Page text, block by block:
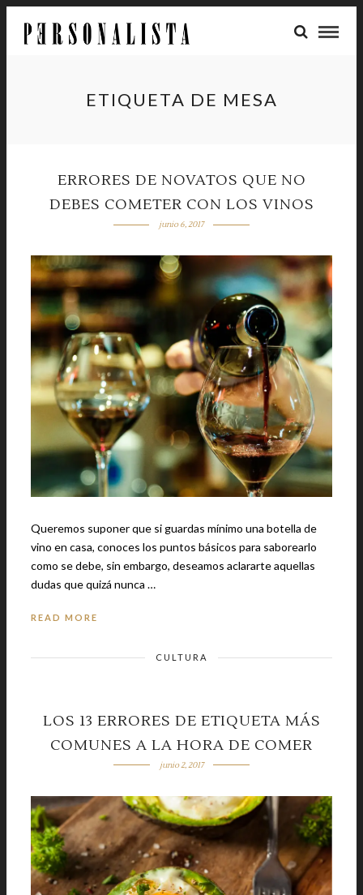
ETIQUETA DE MESA
ERRORES DE NOVATOS QUE NO
DEBES COMETER CON LOS VINOS
junio 6, 2017
Queremos suponer que si guardas mínimo una botella de
vino en casa, conoces los puntos básicos para saborearlo
como se debe, sin embargo, deseamos aclararte aquellas
dudas que quizá nunca …
READ MORE
CULTURA
LOS 13 ERRORES DE ETIQUETA MÁS
COMUNES A LA HORA DE COMER
junio 2, 2017